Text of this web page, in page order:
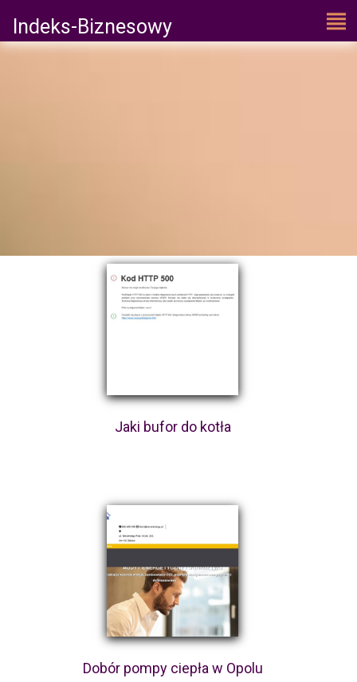
Indeks-Biznesowy
Jaki bufor do kotła
Dobór pompy ciepła w Opolu